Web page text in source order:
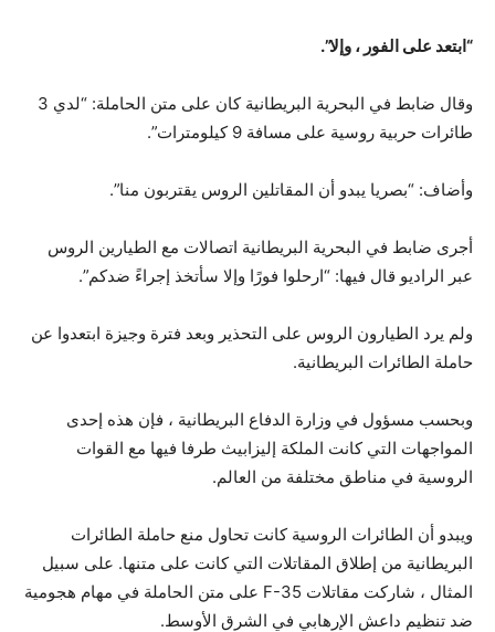
“ابتعد على الفور ، وإلا”.
وقال ضابط في البحرية البريطانية كان على متن الحاملة: “لدي 3
طائرات حربية روسية على مسافة 9 كيلومترات”.
وأضاف: “بصريا يبدو أن المقاتلين الروس يقتربون منا”.
أجرى ضابط في البحرية البريطانية اتصالات مع الطيارين الروس
عبر الراديو قال فيها: “ارحلوا فورًا وإلا سأتخذ إجراءً ضدكم”.
ولم يرد الطيارون الروس على التحذير وبعد فترة وجيزة ابتعدوا عن
حاملة الطائرات البريطانية.
وبحسب مسؤول في وزارة الدفاع البريطانية ، فإن هذه إحدى
المواجهات التي كانت الملكة إليزابيث طرفا فيها مع القوات
الروسية في مناطق مختلفة من العالم.
ويبدو أن الطائرات الروسية كانت تحاول منع حاملة الطائرات
البريطانية من إطلاق المقاتلات التي كانت على متنها. على سبيل
المثال ، شاركت مقاتلات F-35 على متن الحاملة في مهام هجومية
ضد تنظيم داعش الإرهابي في الشرق الأوسط.